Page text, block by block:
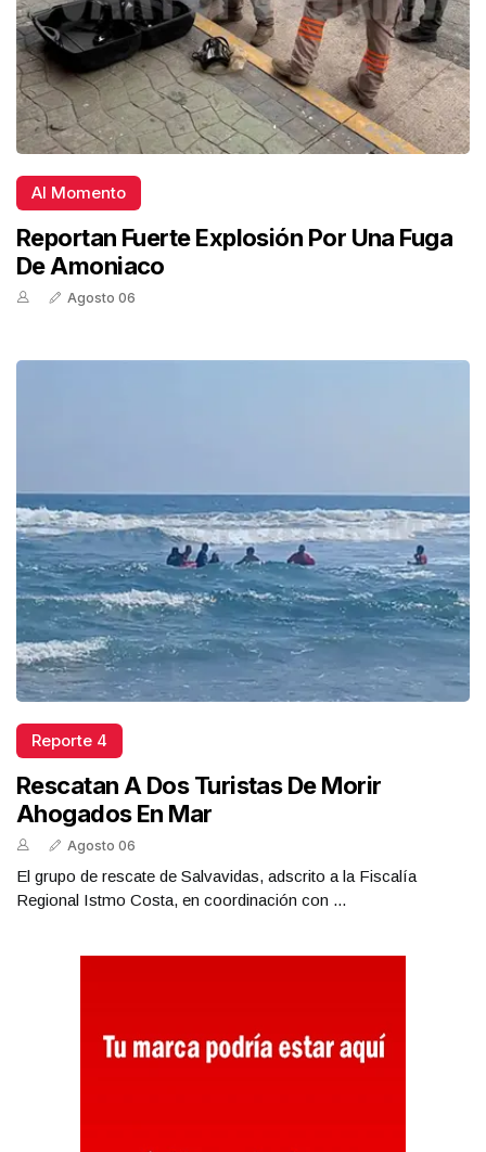
Al Momento
Reportan Fuerte Explosión Por Una Fuga
De Amoniaco
Agosto 06
Reporte 4
Rescatan A Dos Turistas De Morir
Ahogados En Mar
Agosto 06
El grupo de rescate de Salvavidas, adscrito a la Fiscalía
Regional Istmo Costa, en coordinación con ...